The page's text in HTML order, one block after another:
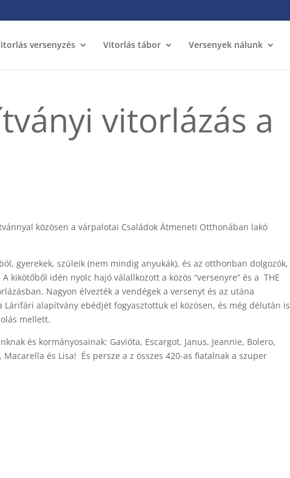
versenyzés Vitorlás tábor Versenyek nálunk
vitorlázás a
közösen a várpalotai Családok Átmeneti Otthonában lakó
gyerekek, szüleik (nem mindig anyukák), és az otthonban dolgozók,
kikötőből idén nyolc hajó válallkozott a közös “versenyre” és a THE
Nagyon élvezték a vendégek a versenyt és az utána
alapítvány ebédjét fogyasztottuk el közösen, és még délután is
mellett.
és kormányosainak: Gavióta, Escargot, Janus, Jeannie, Bolero,
és Lisa! És persze a z összes 420-as fiatalnak a szuper